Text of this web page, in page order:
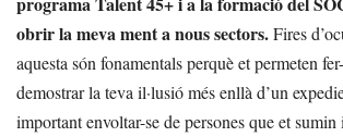
obrir la meva ment a nous sectors.Fires
aquesta són fonamentals perquè et permeten
demostrar la teva il·lusió més enllà d’un
important envoltar-se de persones que et